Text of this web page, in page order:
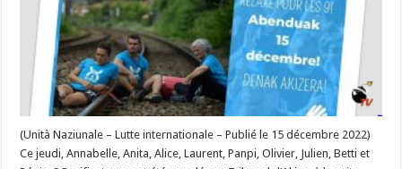
militants
qui
ont
occupé
la
voie
ferrée
juillet
dernier »
–
#Corse
(Unità Naziunale – Lutte internationale – Publié le 15 décembre 2022)
Ce jeudi, Annabelle, Anita, Alice, Laurent, Panpi, Olivier, Julien, Betti et